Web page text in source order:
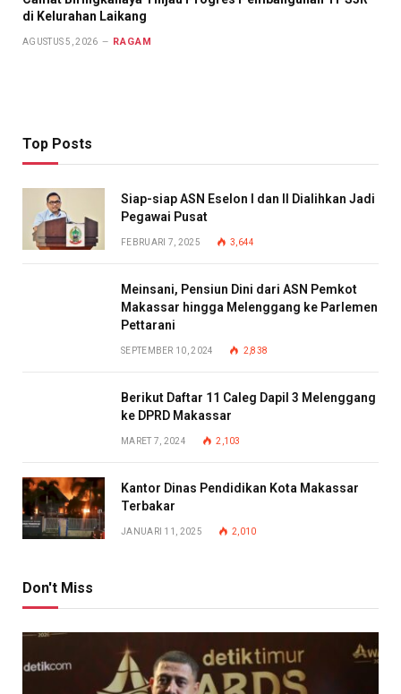
di Kelurahan Laikang
AGUSTUS 5, 2026 RAGAM
Top Posts
Siap-siap ASN Eselon I dan II Dialihkan Jadi
Pegawai Pusat
FEBRUARI 7, 2025 3,644
Meinsani, Pensiun Dini dari ASN Pemkot
Makassar hingga Melenggang ke Parlemen
Pettarani
SEPTEMBER 10, 2024 2,838
Berikut Daftar 11 Caleg Dapil 3 Melenggang
ke DPRD Makassar
MARET 7, 2024 2,103
Kantor Dinas Pendidikan Kota Makassar
Terbakar
JANUARI 11, 2025 2,010
Don't Miss